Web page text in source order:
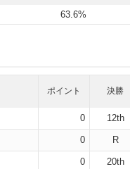
入賞を記録するなど安定し
の得点を上回ったものの、
ることで、チーム全体をさ
63.6%
ポイント 決勝
0 12th
0 R
0 20th